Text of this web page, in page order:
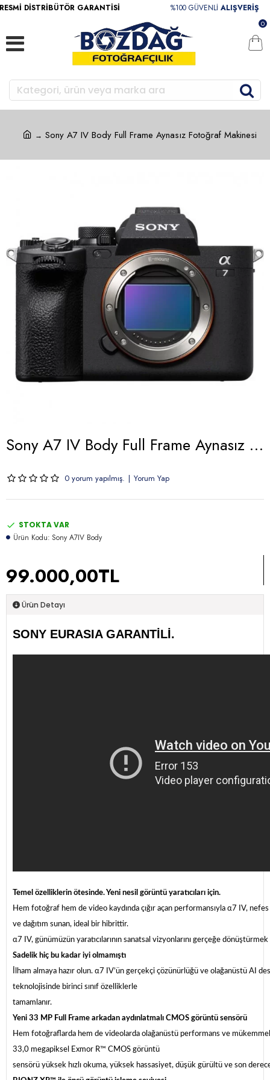
DİSTRİBÜTÖR GARANTİSİ %100 GÜVENLİALIŞVERİŞ
0
Sony A7 IV Body Full Frame Aynasız Fotoğraf Makinesi
Sony A7 IV Body Full Frame Aynasız Fotoğraf Makinesi
0 yorum yapılmış. | Yorum Yap
99.000,00TL
STOKTA VAR
Ürün Kodu: Sony A7IV Body
Ürün Detayı
SONY EURASIA GARANTİLİ.
Temel özelliklerin ötesinde. Yeni nesil görüntü yaratıcıları için.
Hem fotoğraf hem de video kaydında çığır açan performansıyla α7 IV,
ve dağıtım sunan, ideal bir hibrittir.
α7 IV, günümüzün yaratıcılarının sanatsal vizyonlarını gerçeğe
Sadelik hiç bu kadar iyi olmamıştı
İlham almaya hazır olun. α7 IV’ün gerçekçi çözünürlüğü ve olağanüstü AI
teknolojisinde birinci sınıf özelliklerle
tamamlanır.
Yeni 33 MP Full Frame arkadan aydınlatmalı CMOS görüntü sensörü
Hem fotoğraflarda hem de videolarda olağanüstü performans ve
33,0 megapiksel Exmor R™ CMOS görüntü
sensörü yüksek hızlı okuma, yüksek hassasiyet, düşük gürültü ve son